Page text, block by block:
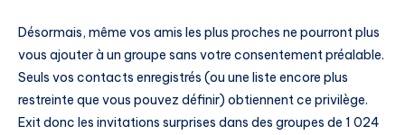
Désormais, même vos amis les plus proches ne pourront plus
vous ajouter à un groupe sans votre consentement préalable.
Seuls vos contacts enregistrés (ou une liste encore plus
restreinte que vous pouvez définir) obtiennent ce privilège.
Exit donc les invitations surprises dans des groupes de 1 024